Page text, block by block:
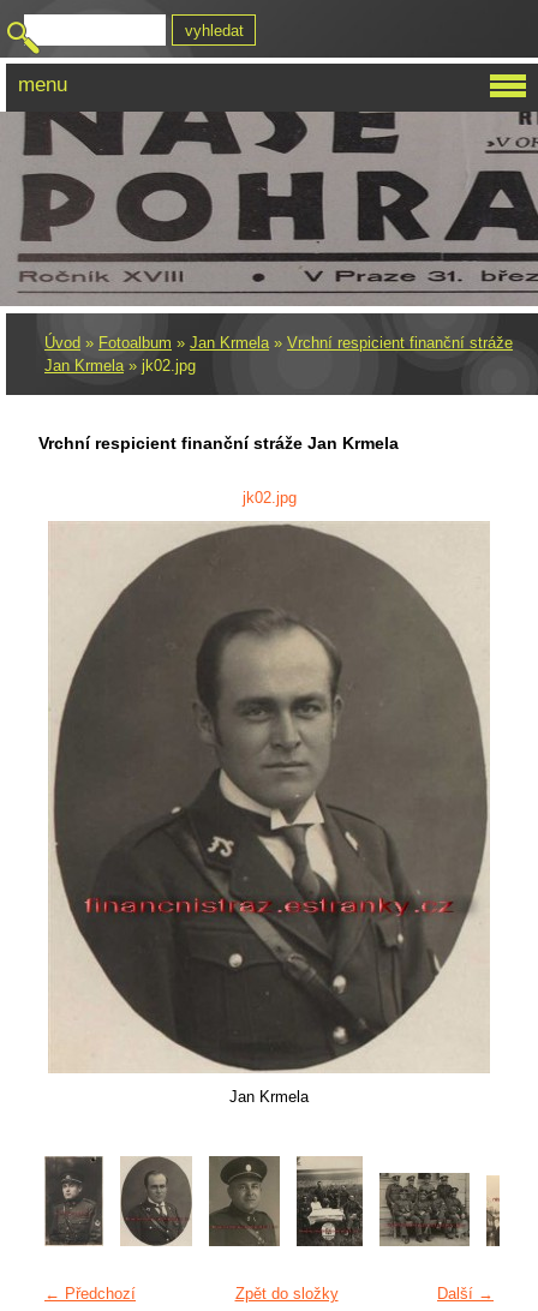
Úvod » Fotoalbum » Jan Krmela» Vrchní respicient finanční stráže
Jan Krmela» jk02.jpg
Vrchní respicient finanční stráže Jan Krmela
jk02.jpg
Jan Krmela
← Předchozí Další →
Zpět do složky
menu